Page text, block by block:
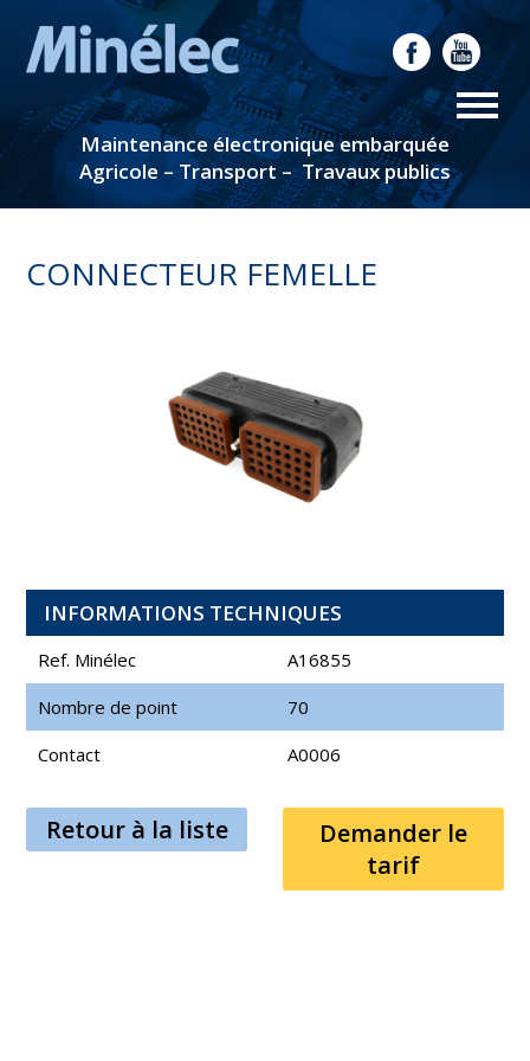
Maintenance électronique embarquée
Agricole – Transport – Travaux publics
CONNECTEUR FEMELLE
INFORMATIONS TECHNIQUES
Ref. Minélec
A16855
Nombre de point
70
Contact
A0006
Retour à la liste
Demander le
tarif